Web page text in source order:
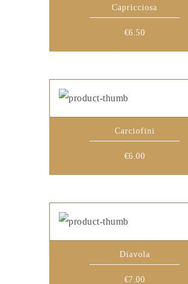
Capricciosa
€6.50
Carciofini
€6.00
Diavola
€7.00